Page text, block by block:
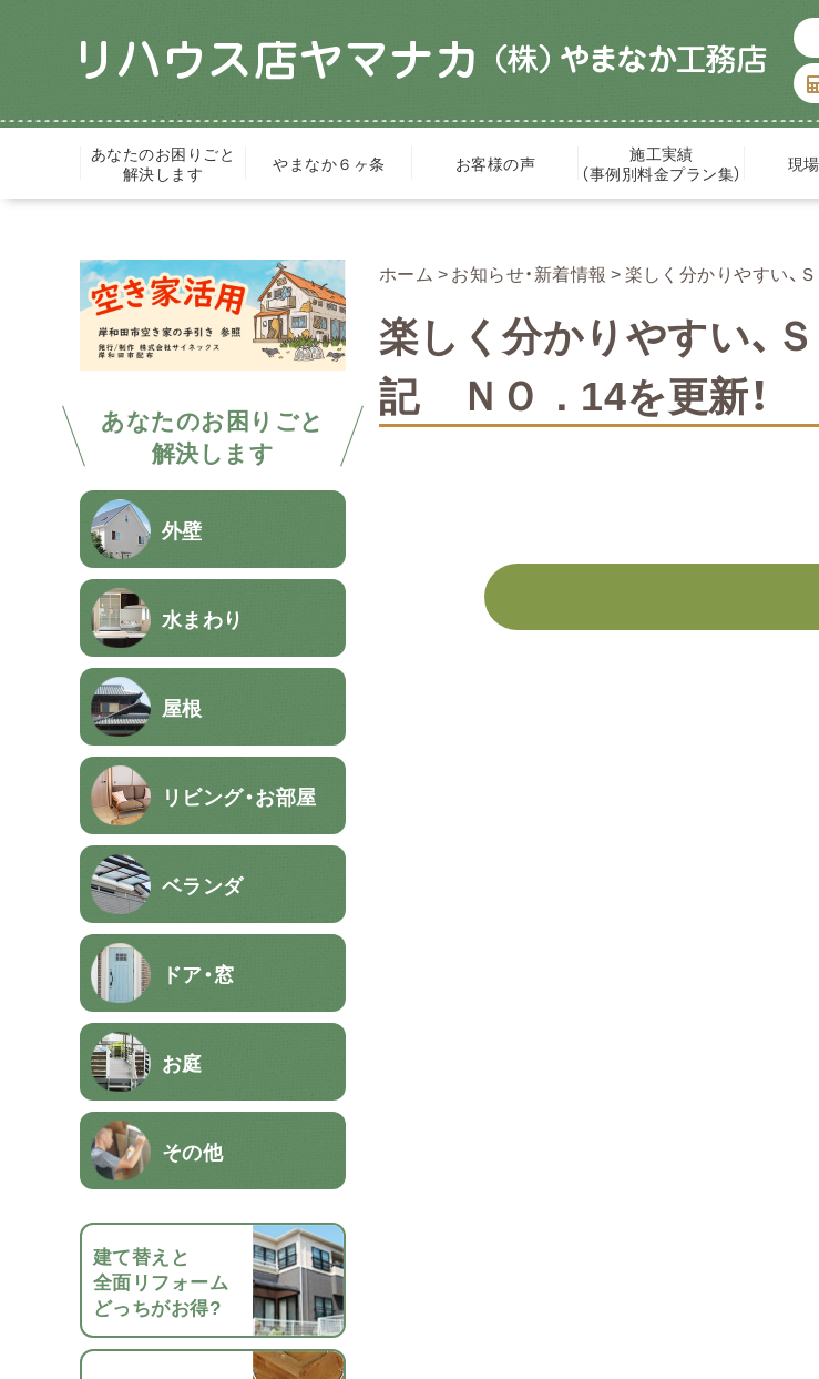
あなたのお困りごと
解決します
やまなか６ヶ条 お客様の声
施工実績
（事例別料金プラン集）
現
あなたのお困りごと
解決します
外壁
水まわり
屋根
リビング・お部屋
ベランダ
ドア・窓
お庭
その他
建て替えと
全面リフォーム
どっちがお得?
ホーム お知らせ・新着情報 楽しく分かりやすい、
楽しく分かりやすい、
記 ＮＯ．14を更新！